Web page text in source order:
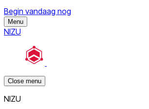
Begin vandaag nog
Menu
NIZU
Close menu
NIZU